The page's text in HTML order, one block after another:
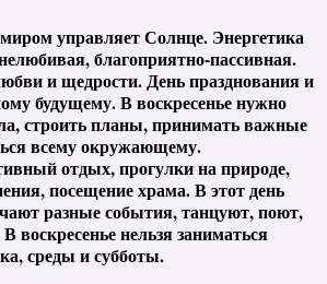
управляет Солнце. Энергетика
благоприятно-пассивная.
и щедрости. День празднования и
будущему. В воскресенье нужно
строить планы, принимать важные
всему окружающему.
отдых, прогулки на природе,
посещение храма. В этот день
разные события, танцуют, поют,
воскресенье нельзя заниматься
среды и субботы.